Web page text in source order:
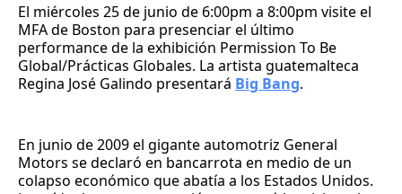
El miércoles 25 de junio de 6:00pm a 8:00pm visite el
MFA de Boston para presenciar el último
performance de la exhibición Permission To Be
Global/Prácticas Globales. La artista guatemalteca
Regina José Galindo presentará Big Bang.
En junio de 2009 el gigante automotriz General
Motors se declaró en bancarrota en medio de un
colapso económico que abatía a los Estados Unidos.